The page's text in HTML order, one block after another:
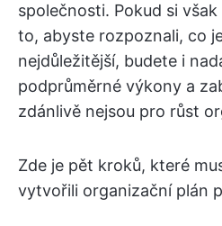
společnosti. Pokud si
to, abyste rozpoznali, co
nejdůležitější, budete i
podprůměrné výkony a
zdánlivě nejsou pro růst
Zde je pět kroků, které
vytvořili organizační plán